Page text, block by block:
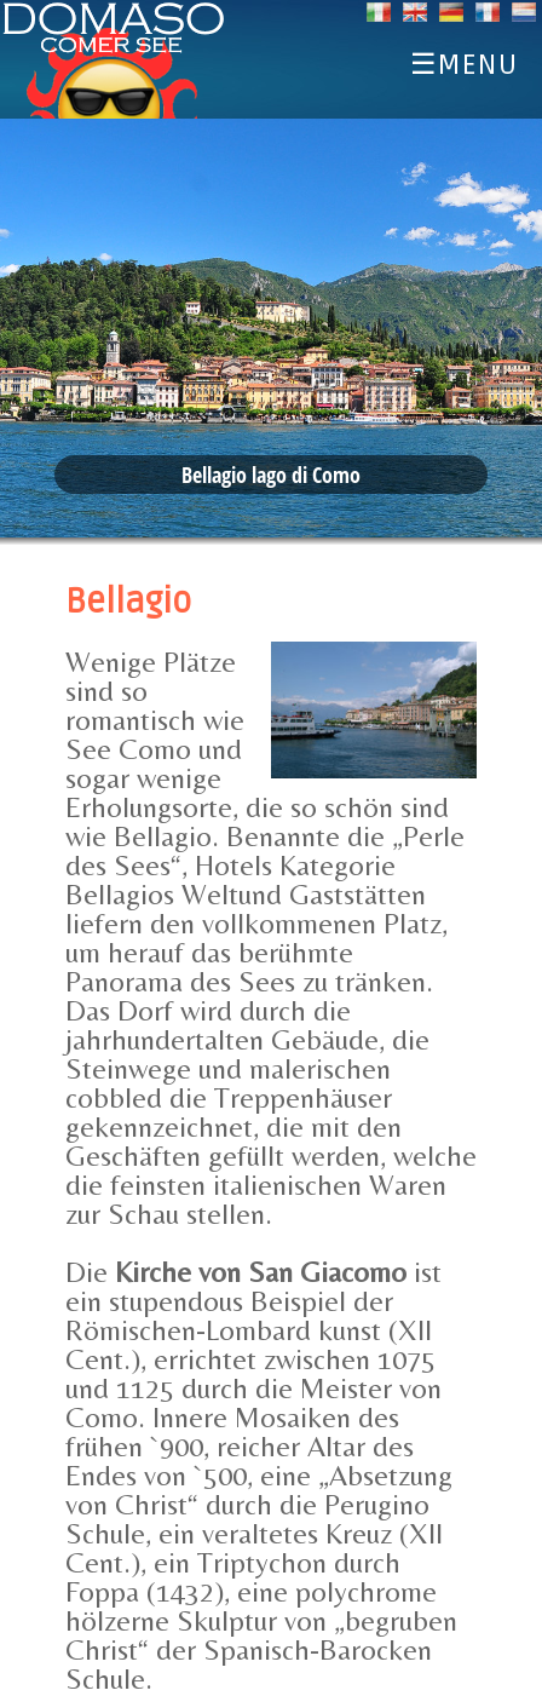
☰MENU
ESSEN UND TRINKEN
EVENTS
UNTERKÜNFTE
WETTER WEBCAM
Bellagio lago di Como
Bellagio
Wenige Plätze
sind so
romantisch wie
See Como und
sogar wenige
Erholungsorte, die so schön sind
wie Bellagio. Benannte die „Perle
des Sees“, Hotels Kategorie
Bellagios Weltund Gaststätten
liefern den vollkommenen Platz,
um herauf das berühmte
Panorama des Sees zu tränken.
Das Dorf wird durch die
jahrhundertalten Gebäude, die
Steinwege und malerischen
cobbled die Treppenhäuser
gekennzeichnet, die mit den
Geschäften gefüllt werden, welche
die feinsten italienischen Waren
zur Schau stellen.
Die Kirche von San Giacomo ist
ein stupendous Beispiel der
Römischen-Lombard kunst (XII
Cent.), errichtet zwischen 1075
und 1125 durch die Meister von
Como. Innere Mosaiken des
frühen `900, reicher Altar des
Endes von `500, eine „Absetzung
von Christ“ durch die Perugino
Schule, ein veraltetes Kreuz (XII
Cent.), ein Triptychon durch
Foppa (1432), eine polychrome
hölzerne Skulptur von „begruben
Christ“ der Spanisch-Barocken
Schule.